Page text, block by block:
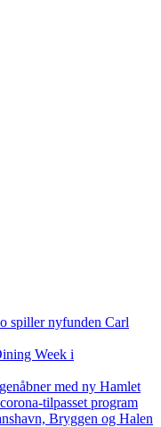
spiller nyfunden Carl
Week i
med ny Hamlet
tilpasset program
Bryggen og Halen